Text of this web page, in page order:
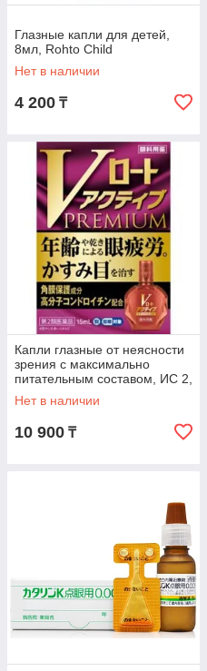
Глазные капли для детей,
8мл, Rohto Child
Нет в наличии
4 200 ₸
Капли глазные от неясности
зрения с максимально
питательным составом, ИС 2,
15 мл, Rohto Premium
Нет в наличии
10 900 ₸